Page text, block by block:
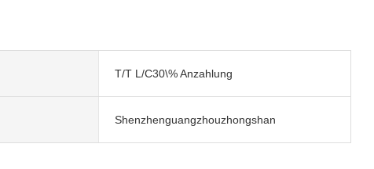
T/T L/C30\% Anzahlung
Shenzhenguangzhouzhongshan